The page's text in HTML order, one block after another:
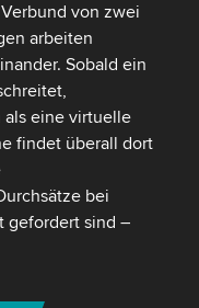
von zwei
arbeiten
Sobald ein
eine virtuelle
findet überall dort
bei
gefordert sind –